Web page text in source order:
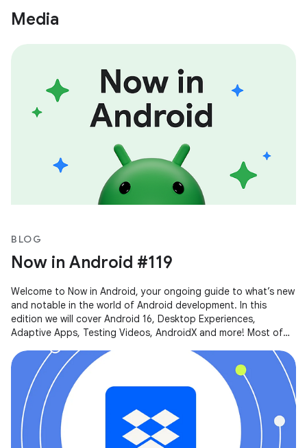
Media
BLOG
Now in Android #119
Welcome to Now in Android, your ongoing guide to what’s new
and notable in the world of Android development. In this
edition we will cover Android 16, Desktop Experiences,
Adaptive Apps, Testing Videos, AndroidX and more! Most of